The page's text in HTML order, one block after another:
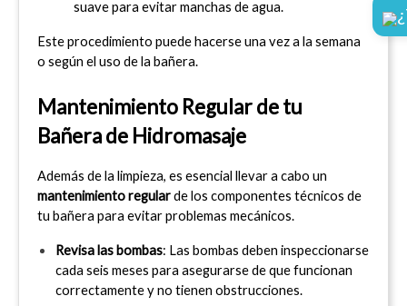
suave para evitar manchas de agua.
Este procedimiento puede hacerse una vez a la semana
o según el uso de la bañera.
Mantenimiento Regular de tu
Bañera de Hidromasaje
mantenimiento regular de los componentes técnicos de
tu bañera para evitar problemas mecánicos.
Revisa las bombas: Las bombas deben inspeccionarse
cada seis meses para asegurarse de que funcionan
correctamente y no tienen obstrucciones.